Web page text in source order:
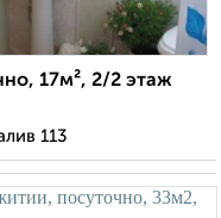
17м², 2/2 этаж
113